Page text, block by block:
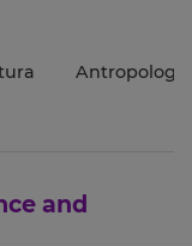
Antropologia
and